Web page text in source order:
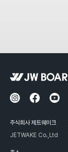
주식회사 제트웨이크
JETWAKE Co.,Ltd